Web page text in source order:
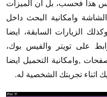
ليس هذا فحسب، بل ان الميزات
وامكانية البحث داخل
الزيارات السابقة، ايضا
على تويتر والفيس بوك،
,وامكانية التحميل ايضا
اثناء تجربتك الشخصية له.